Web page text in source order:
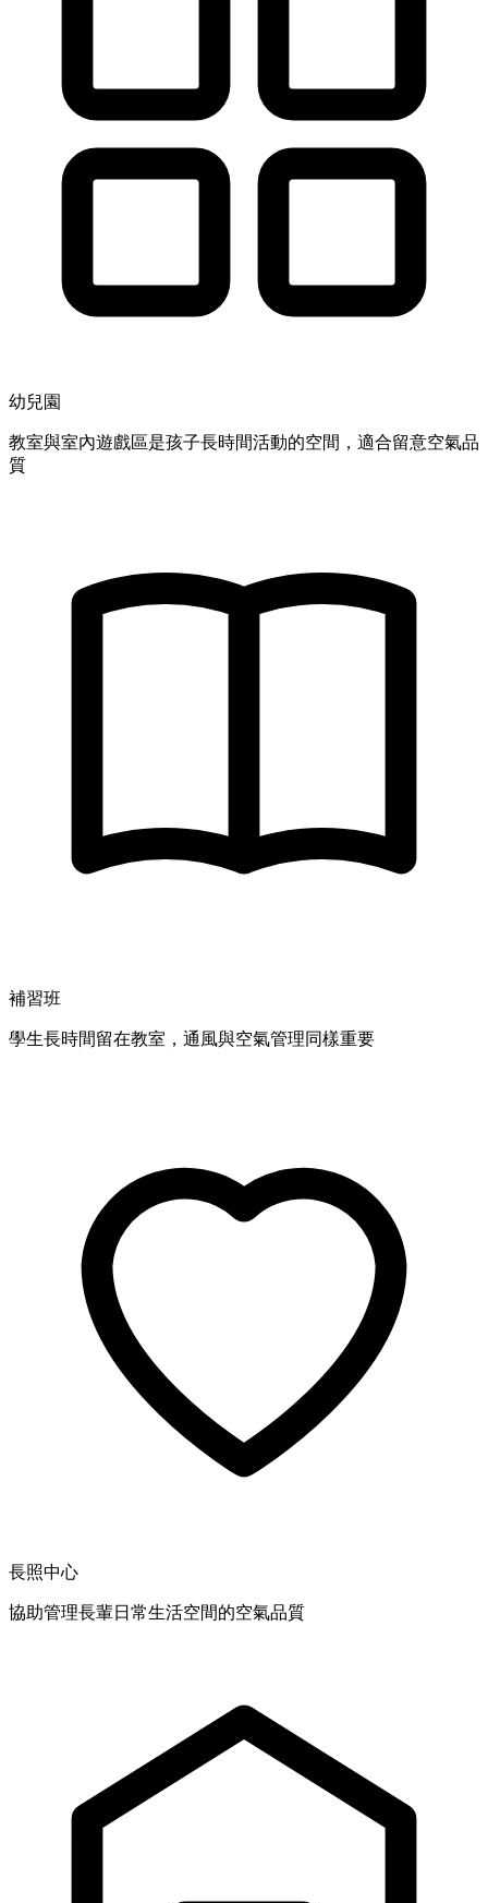
幼兒園
教室與室內遊戲區是孩子長時間活動的空間，適合留意空氣品
質
補習班
學生長時間留在教室，通風與空氣管理同樣重要
長照中心
協助管理長輩日常生活空間的空氣品質